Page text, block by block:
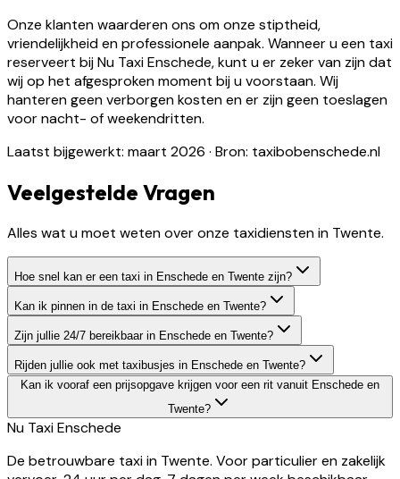
Onze klanten waarderen ons om onze stiptheid,
vriendelijkheid en professionele aanpak. Wanneer u een taxi
reserveert bij Nu Taxi Enschede, kunt u er zeker van zijn dat
wij op het afgesproken moment bij u voorstaan. Wij
hanteren geen verborgen kosten en er zijn geen toeslagen
voor nacht- of weekendritten.
Laatst bijgewerkt: maart 2026 · Bron: taxibobenschede.nl
Veelgestelde Vragen
Alles wat u moet weten over onze taxidiensten in Twente.
Hoe snel kan er een taxi in Enschede en Twente zijn?
Kan ik pinnen in de taxi in Enschede en Twente?
Zijn jullie 24/7 bereikbaar in Enschede en Twente?
Rijden jullie ook met taxibusjes in Enschede en Twente?
Kan ik vooraf een prijsopgave krijgen voor een rit vanuit Enschede en
Twente?
Nu TaxiEnschede
De betrouwbare taxi in Twente. Voor particulier en zakelijk